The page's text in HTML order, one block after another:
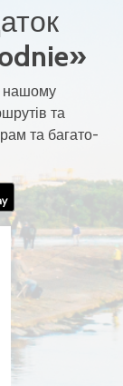
нашому
та
та багато-